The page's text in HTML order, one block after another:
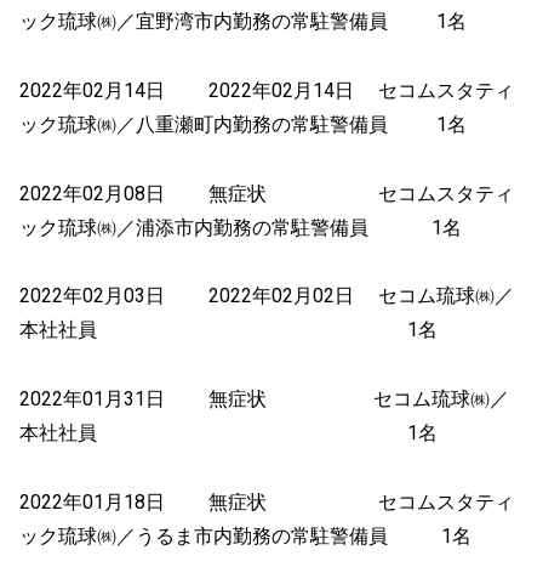
ック琉球㈱／宜野湾市内勤務の常駐警備員 1名
2022年02月14日 2022年02月14日 セコムスタティ
ック琉球㈱／八重瀬町内勤務の常駐警備員 1名
2022年02月08日 無症状 セコムスタティ
ック琉球㈱／浦添市内勤務の常駐警備員 1名
2022年02月03日 2022年02月02日 セコム琉球㈱／
本社社員 1名
2022年01月31日 無症状 セコム琉球㈱／
本社社員 1名
2022年01月18日 無症状 セコムスタティ
ック琉球㈱／うるま市内勤務の常駐警備員 1名